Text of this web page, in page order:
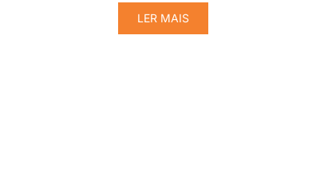
LER MAIS